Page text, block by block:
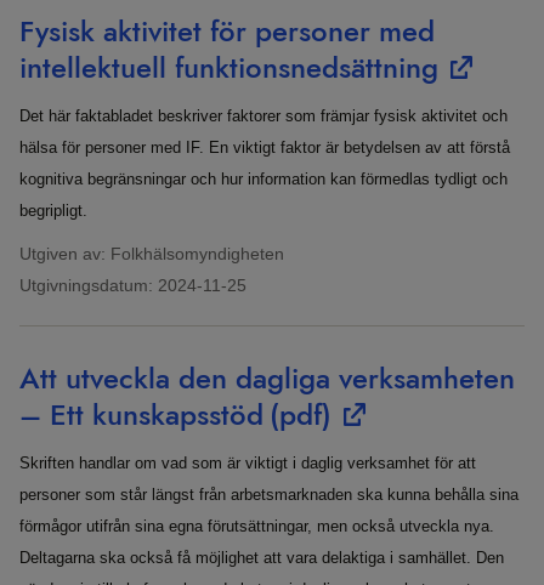
Fysisk aktivitet för personer med
intellektuell funktionsnedsättning
Det här faktabladet beskriver faktorer som främjar fysisk aktivitet och
hälsa för personer med IF. En viktigt faktor är betydelsen av att förstå
kognitiva begränsningar och hur information kan förmedlas tydligt och
begripligt.
Utgiven av: Folkhälsomyndigheten
Utgivningsdatum: 2024-11-25
Att utveckla den dagliga verksamheten
– Ett kunskapsstöd (pdf)
Skriften handlar om vad som är viktigt i daglig verksamhet för att
personer som står längst från arbetsmarknaden ska kunna behålla sina
förmågor utifrån sina egna förutsättningar, men också utveckla nya.
Deltagarna ska också få möjlighet att vara delaktiga i samhället. Den